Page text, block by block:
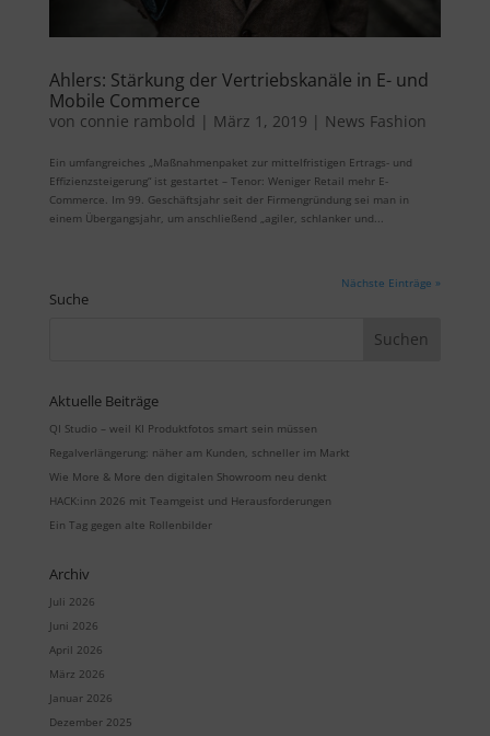
Ahlers: Stärkung der Vertriebskanäle in E- und
Mobile Commerce
von connie rambold | März 1, 2019 | News Fashion
Ein umfangreiches „Maßnahmenpaket zur mittelfristigen Ertrags- und
Effizienzsteigerung“ ist gestartet – Tenor: Weniger Retail mehr E-
Commerce. Im 99. Geschäftsjahr seit der Firmengründung sei man in
einem Übergangsjahr, um anschließend „agiler, schlanker und...
Nächste Einträge »
Suche
Aktuelle Beiträge
QI Studio – weil KI Produktfotos smart sein müssen
Regalverlängerung: näher am Kunden, schneller im Markt
Wie More & More den digitalen Showroom neu denkt
HACK:inn 2026 mit Teamgeist und Herausforderungen
Ein Tag gegen alte Rollenbilder
Archiv
Juli 2026
Juni 2026
April 2026
März 2026
Januar 2026
Dezember 2025